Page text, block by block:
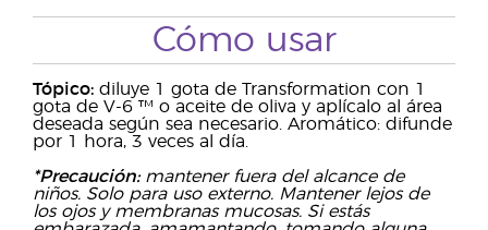
Cómo usar
Tópico: diluye 1 gota de Transformation con 1
gota de V-6 ™ o aceite de oliva y aplícalo al área
deseada según sea necesario. Aromático: difunde
por 1 hora, 3 veces al día.
*Precaución:mantener fuera del alcance de
niños. Solo para uso externo. Mantener lejos de
los ojos y membranas mucosas. Si estás